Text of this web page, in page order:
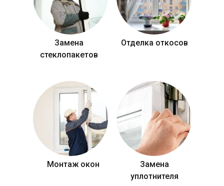
Замена
стеклопакетов
Отделка откосов
Монтаж окон
Замена
уплотнителя